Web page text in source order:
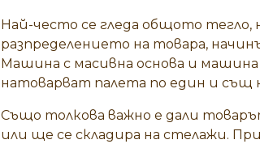
Най-често се гледа общото
разпределението на товара,
Машина с масивна основа и
натоварват палета по един и същ
Също толкова важно е дали
или ще се складира на стелажи.